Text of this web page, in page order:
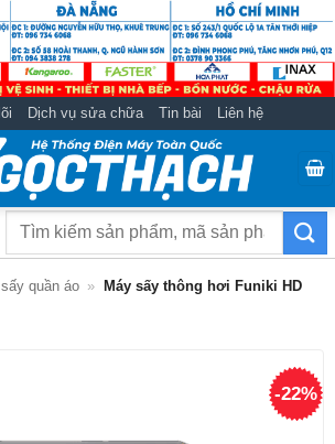
Dịch vụ sửa chữa Tin bài Liên hệ
Tìm
quần áo »
Máy sấy thông hơi Funiki HD
-22%